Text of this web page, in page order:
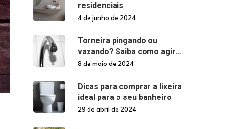
residenciais
4 de junho de 2024
Torneira pingando ou
vazando? Saiba como agir
nessas situações!
8 de maio de 2024
Dicas para comprar a lixeira
ideal para o seu banheiro
29 de abril de 2024